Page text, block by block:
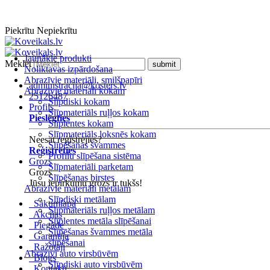
Piekrītu Nepiekrītu
Jaunākie produkti
Noliktavas izpārdošana
Abrazīvie materiāli, smilšpapīri
Abrazīvie materiāli kokam
Slīpdiski kokam
Slīpmateriāls ruļļos kokam
Slīplentes kokam
Slīpmateriāls loksnēs kokam
Slīpēšanas švammes
Profilu slīpēšana sistēma
Slīpmateriāli parketam
Slīpēšanas birstes
Abrazīvie materiāli metālam
Slīpdiski metālam
Slīpmateriāls ruļļos metālam
Slīplentes metāla slīpēšanai
Slīpēšanas švammes metāla
slīpēšanai
Abrazīvi auto virsbūvēm
Slīpdiski auto virsbūvēm
Meklēt
administracija@kosters.lv
25126487
Profils
Pieslēgties
Neesat reģistrējies?
Reģistrēties
Grozs
Grozs
Jūsu iepirkumu grozs ir tukšs!
Sākumlapa
Akcijas
Piegāde
Garantija
Ražotāji
Blogs